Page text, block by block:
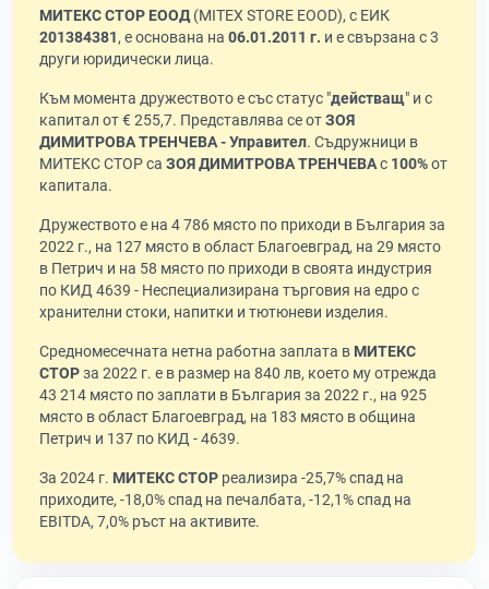
МИТЕКС СТОР ЕООД(MITEX STORE EOOD), с ЕИК
201384381, е основана на 06.01.2011 г. и е свързана с 3
други юридически лица.
Към момента дружеството е със статус "действащ" и с
капитал от € 255,7. Представлява се отЗОЯ
ДИМИТРОВА ТРЕНЧЕВА - Управител. Съдружници в
МИТЕКС СТОР са ЗОЯ ДИМИТРОВА ТРЕНЧЕВАс 100%от
капитала.
Дружеството е на 4 786 място по приходи в България за
2022 г., на 127 място в област Благоевград, на 29 място
в Петрич и на 58 място по приходи в своята индустрия
по КИД 4639 - Неспециализирана търговия на едро с
хранителни стоки, напитки и тютюневи изделия.
Средномесечната нетна работна заплата в МИТЕКС
СТОРза 2022 г. е в размер на 840 лв, което му отрежда
43 214 място по заплати в България за 2022 г., на 925
място в област Благоевград, на 183 място в община
Петрич и 137 по КИД - 4639.
За 2024 г. МИТЕКС СТОР реализира -25,7% спад на
приходите, -18,0% спад на печалбата, -12,1% спад на
EBITDA, 7,0% ръст на активите.